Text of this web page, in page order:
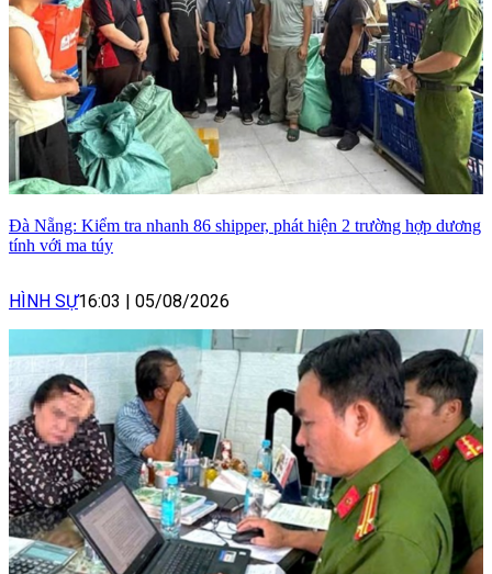
Đà Nẵng: Kiểm tra nhanh 86 shipper, phát hiện 2 trường hợp dương
tính với ma túy
HÌNH SỰ16:03 05/08/2026